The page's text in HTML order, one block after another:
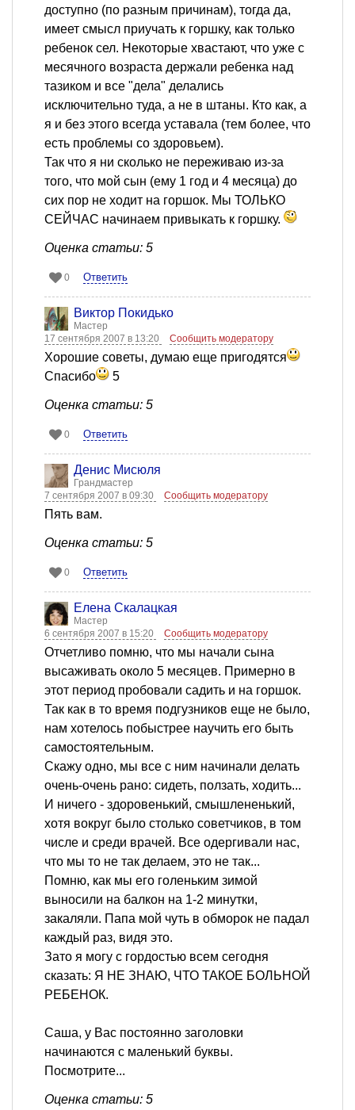
доступно (по разным причинам), тогда да,
имеет смысл приучать к горшку, как только
ребенок сел. Некоторые хвастают, что уже с
месячного возраста держали ребенка над
тазиком и все "дела" делались
исключительно туда, а не в штаны. Кто как, а
я и без этого всегда уставала (тем более, что
есть проблемы со здоровьем).
Так что я ни сколько не переживаю из-за
того, что мой сын (ему 1 год и 4 месяца) до
сих пор не ходит на горшок. Мы ТОЛЬКО
СЕЙЧАС начинаем привыкать к горшку.
Оценка статьи: 5
0 Ответить
Виктор Покидько
Мастер
17 сентября 2007 в 13:20
Сообщить модератору
Хорошие советы, думаю еще пригодятся
Спасибо
5
Оценка статьи: 5
0 Ответить
Денис Мисюля
Грандмастер
7 сентября 2007 в 09:30
Сообщить модератору
Пять вам.
Оценка статьи: 5
0 Ответить
Елена Скалацкая
Мастер
6 сентября 2007 в 15:20
Сообщить модератору
Отчетливо помню, что мы начали сына
высаживать около 5 месяцев. Примерно в
этот период пробовали садить и на горшок.
Так как в то время подгузников еще не было,
нам хотелось побыстрее научить его быть
самостоятельным.
Скажу одно, мы все с ним начинали делать
очень-очень рано: сидеть, ползать, ходить...
И ничего - здоровенький, смышлененький,
хотя вокруг было столько советчиков, в том
числе и среди врачей. Все одергивали нас,
что мы то не так делаем, это не так...
Помню, как мы его голеньким зимой
выносили на балкон на 1-2 минутки,
закаляли. Папа мой чуть в обморок не падал
каждый раз, видя это.
Зато я могу с гордостью всем сегодня
сказать: Я НЕ ЗНАЮ, ЧТО ТАКОЕ БОЛЬНОЙ
РЕБЕНОК.
Саша, у Вас постоянно заголовки
начинаются с маленький буквы.
Посмотрите...
Оценка статьи: 5